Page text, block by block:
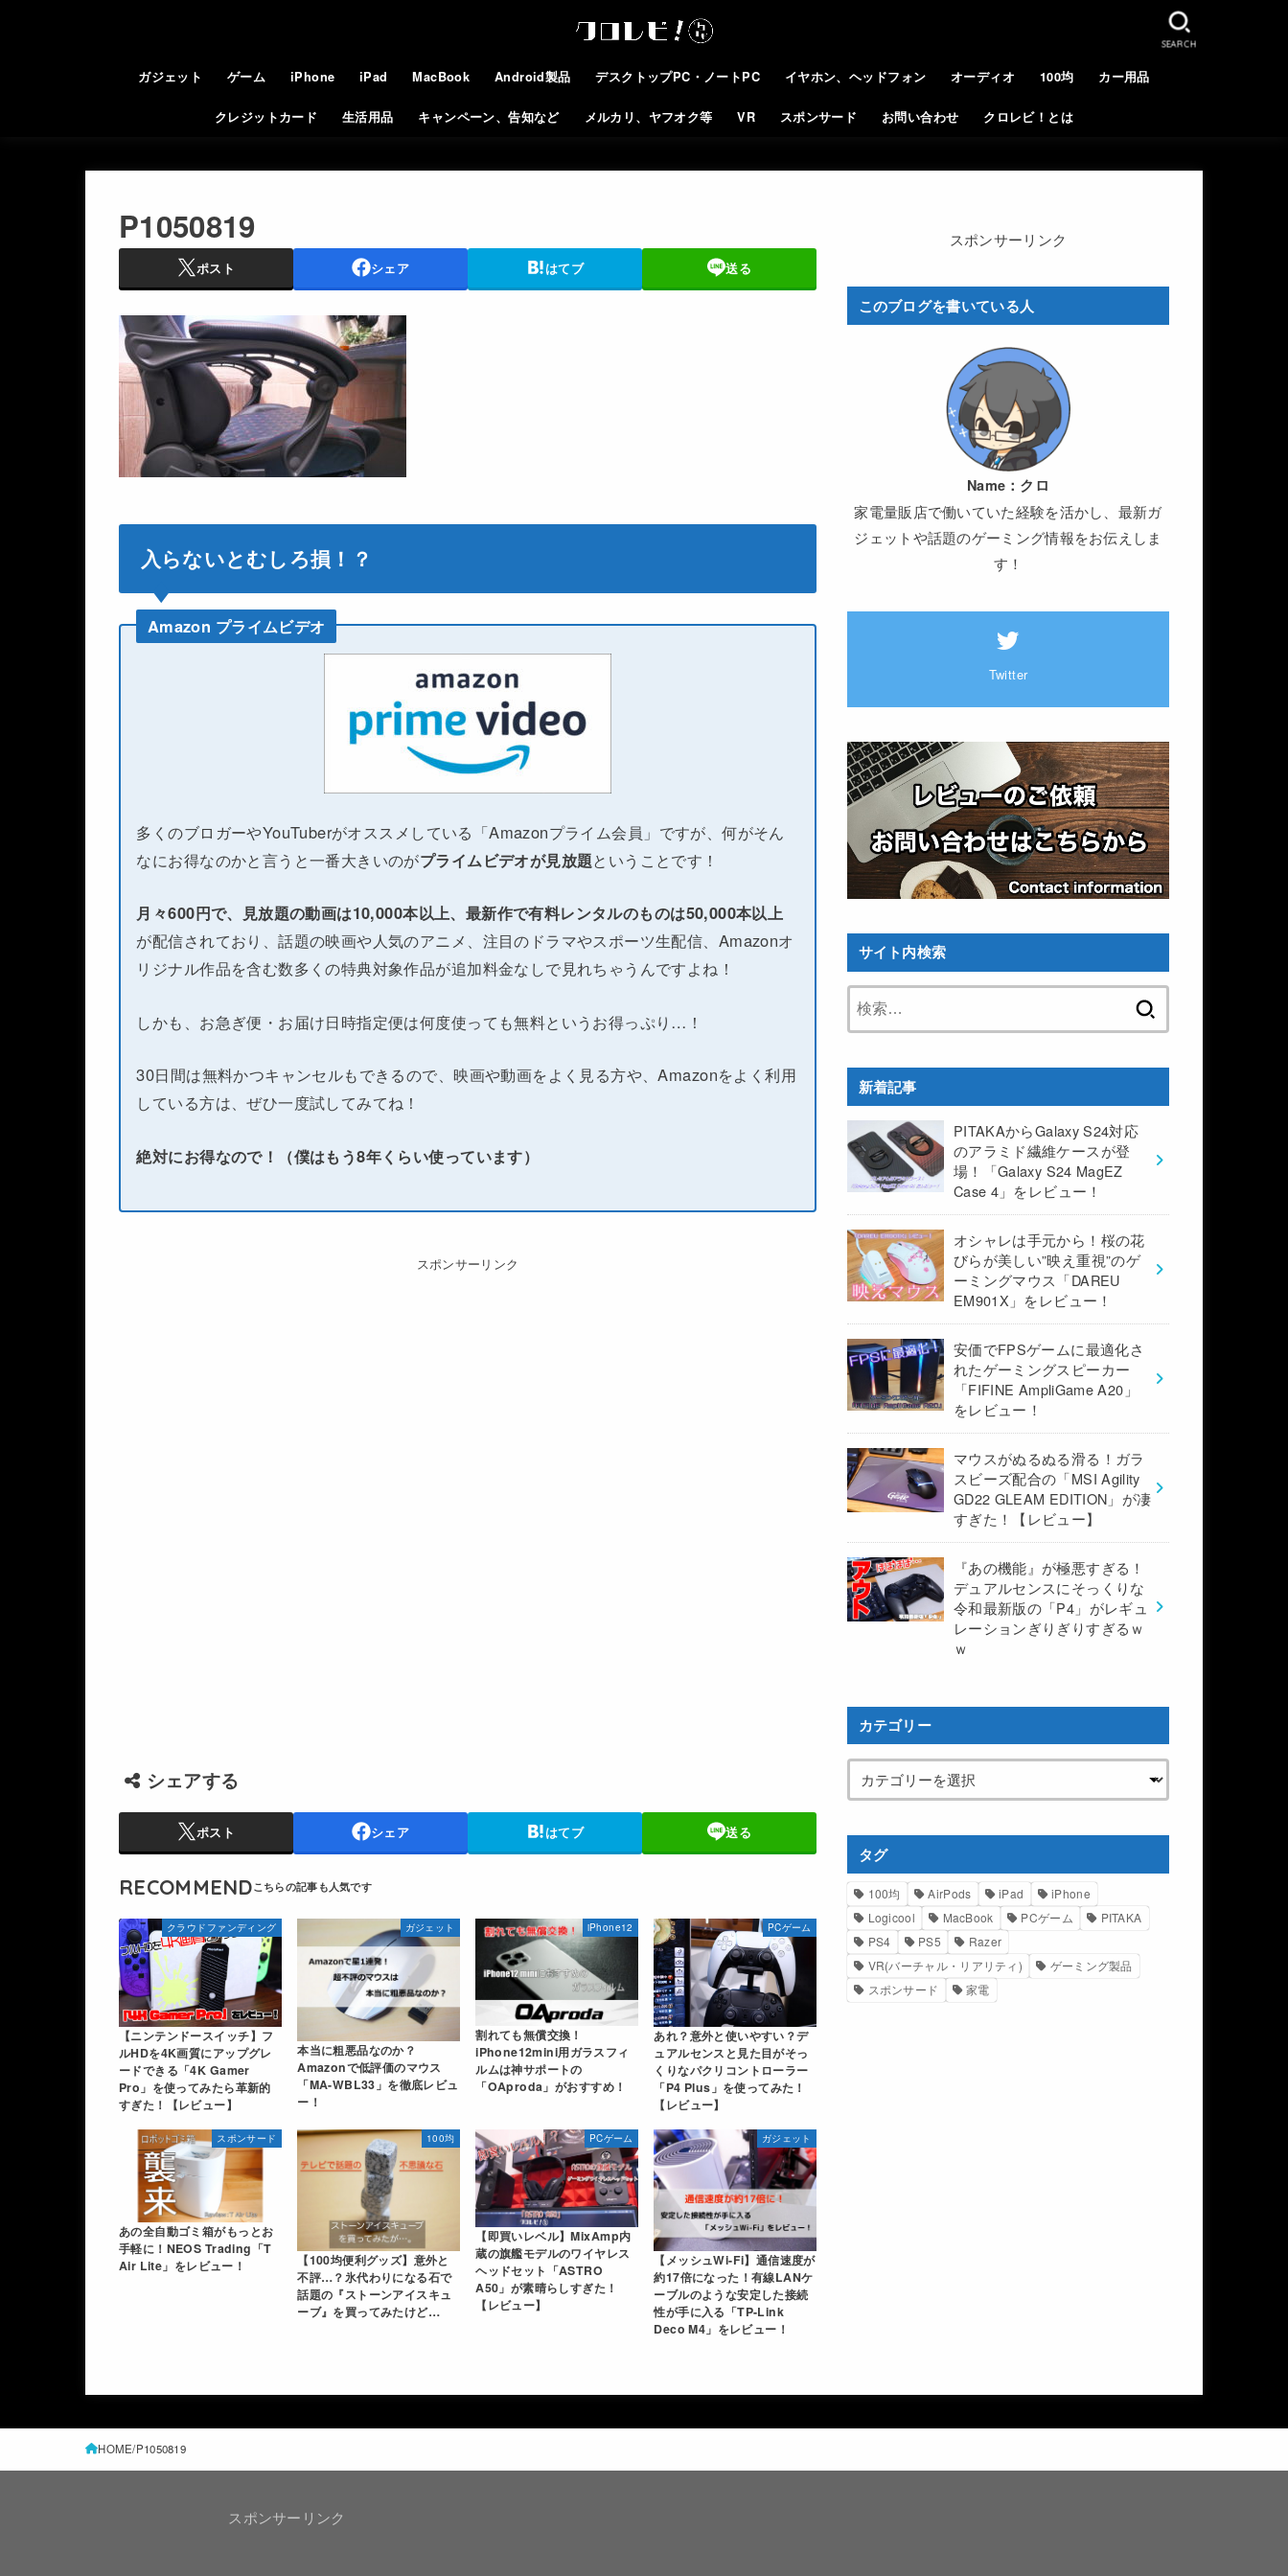
ガジェット ゲーム iPhone iPad MacBook Android製品 デスクトップPC・ノートPC イヤホン、ヘッドフォン オーディオ 100均 カー用品
クレジットカード 生活用品 キャンペーン、告知など メルカリ、ヤフオク等 VR スポンサード お問い合わせ クロレビ！とは
SEARCH
P1050819
ポスト シェア はてブ 送る
入らないとむしろ損！？
Amazon プライムビデオ
多くのブロガーやYouTuberがオススメしている「Amazonプライム会員」ですが、何がそん
なにお得なのかと言うと一番大きいのがプライムビデオが見放題ということです！
月々600円で、見放題の動画は10,000本以上、最新作で有料レンタルのものは50,000本以上
が配信されており、話題の映画や人気のアニメ、注目のドラマやスポーツ生配信、Amazonオ
リジナル作品を含む数多くの特典対象作品が追加料金なしで見れちゃうんですよね！
しかも、お急ぎ便・お届け日時指定便は何度使っても無料というお得っぷり…！
30日間は無料かつキャンセルもできるので、映画や動画をよく見る方や、Amazonをよく利用
している方は、ぜひ一度試してみてね！
絶対にお得なので！（僕はもう8年くらい使っています）
スポンサーリンク
シェアする
ポスト シェア はてブ 送る
RECOMMEND
クラウドファンディング
【ニンテンドースイッチ】フ
ルHDを4K画質にアップグレ
ードできる「4K Gamer
Pro」を使ってみたら革新的
すぎた！【レビュー】
ガジェット
本当に粗悪品なのか？
Amazonで低評価のマウス
「MA-WBL33」を徹底レビュ
ー！
iPhone12
割れても無償交換！
iPhone12mini用ガラスフィ
ルムは神サポートの
「OAproda」がおすすめ！
PCゲーム
あれ？意外と使いやすい？デ
ュアルセンスと見た目がそっ
くりなパクリコントローラー
「P4 Plus」を使ってみた！
【レビュー】
スポンサード
あの全自動ゴミ箱がもっとお
手軽に！NEOS Trading「T
Air Lite」をレビュー！
100均
【100均便利グッズ】意外と
不評…？氷代わりになる石で
話題の『ストーンアイスキュ
ーブ』を買ってみたけど…
PCゲーム
【即買いレベル】MixAmp内
蔵の旗艦モデルのワイヤレス
ヘッドセット「ASTRO
A50」が素晴らしすぎた！
【レビュー】
ガジェット
【メッシュWi-Fi】通信速度が
約17倍になった！有線LANケ
ーブルのような安定した接続
性が手に入る「TP-Link
Deco M4」をレビュー！
スポンサーリンク
このブログを書いている人
Name： クロ
家電量販店で働いていた経験を活かし、最新ガ
ジェットや話題のゲーミング情報をお伝えしま
す！
Twitter
サイト内検索
新着記事
PITAKAからGalaxy S24対応
のアラミド繊維ケースが登
場！「Galaxy S24 MagEZ
Case 4」をレビュー！
オシャレは手元から！桜の花
びらが美しい”映え重視”のゲ
ーミングマウス「DAREU
EM901X」をレビュー！
安価でFPSゲームに最適化さ
れたゲーミングスピーカー
「FIFINE AmpliGame A20」
をレビュー！
マウスがぬるぬる滑る！ガラ
スビーズ配合の「MSI Agility
GD22 GLEAM EDITION」が凄
すぎた！【レビュー】
『あの機能』が極悪すぎる！
デュアルセンスにそっくりな
令和最新版の「P4」がレギュ
レーションぎりぎりすぎるｗ
ｗ
カテゴリー
タグ
100均 AirPods iPad
iPhone
Logicool
MacBook PCゲーム
PITAKA
PS4
PS5
Razer
VR(バーチャル・リアリティ)
ゲーミング製品
スポンサード
家電
HOME P1050819
スポンサーリンク